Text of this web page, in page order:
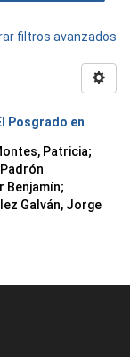
filtros avanzados
Posgrado en
Patricia;
Padrón
Benjamín;
Galván, Jorge